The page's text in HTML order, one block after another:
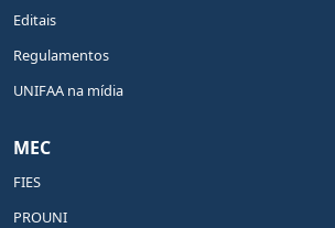
Editais
Regulamentos
UNIFAA na mídia
MEC
FIES
PROUNI